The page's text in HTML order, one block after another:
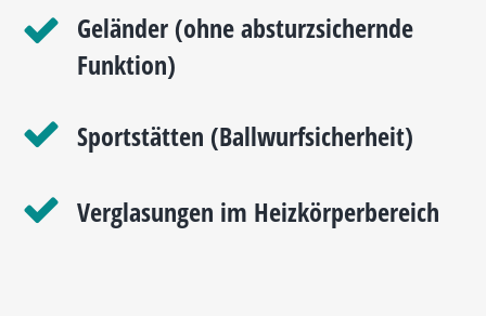
Geländer (ohne absturzsichernde
Funktion)
Sportstätten (Ballwurfsicherheit)
Verglasungen im Heizkörperbereich